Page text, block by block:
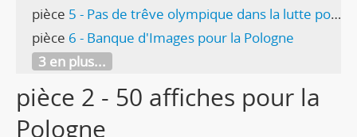
pièce 5 - Pas de trêve olympique dans la lutte pour les droits démocratiques
pièce 6 - Banque d'Images pour la Pologne
3 en plus...
pièce 2 - 50 affiches pour la
Pologne